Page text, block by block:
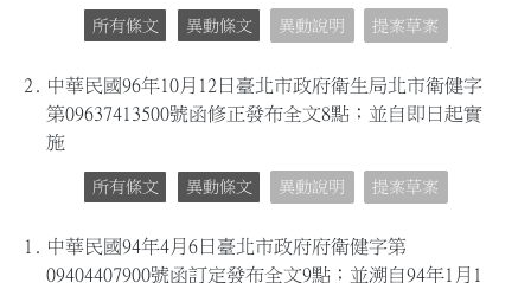
所有條文 異動條文 異動說明 提案草案
2.
中華民國96年10月12日臺北市政府衛生局北市衛健字
第09637413500號函修正發布全文8點；並自即日起實
施
所有條文 異動條文 異動說明 提案草案
1. 中華民國94年4月6日臺北市政府府衛健字第
09404407900號函訂定發布全文9點；並溯自94年1月1